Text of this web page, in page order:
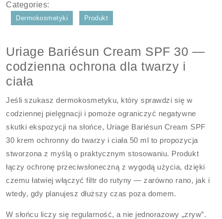
Categories:
Dermokosmetyki Produkt
Uriage Bariésun Cream SPF 30 —
codzienna ochrona dla twarzy i
ciała
Jeśli szukasz dermokosmetyku, który sprawdzi się w
codziennej pielęgnacji i pomoże ograniczyć negatywne
skutki ekspozycji na słońce, Uriage Bariésun Cream SPF
30 krem ochronny do twarzy i ciała 50 ml to propozycja
stworzona z myślą o praktycznym stosowaniu. Produkt
łączy ochronę przeciwsłoneczną z wygodą użycia, dzięki
czemu łatwiej włączyć filtr do rutyny — zarówno rano, jak i
wtedy, gdy planujesz dłuższy czas poza domem.
W słońcu liczy się regularność, a nie jednorazowy „zryw”.